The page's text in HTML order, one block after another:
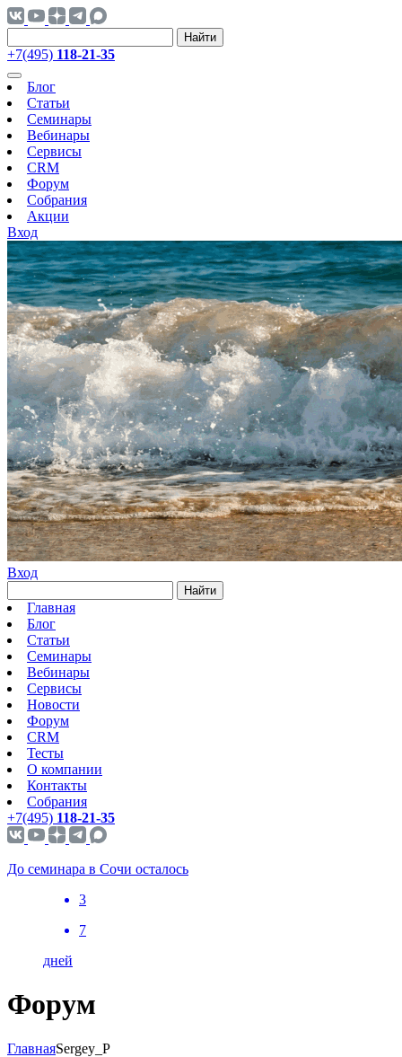
Найти
+7(495) 118-21-35
Блог
Статьи
Семинары
Вебинары
Сервисы
CRM
Форум
Собрания
Акции
Вход
Вход
Найти
Главная
Блог
Статьи
Семинары
Вебинары
Сервисы
Новости
Форум
CRM
Тесты
О компании
Контакты
Собрания
+7(495) 118-21-35
До семинара в Сочи осталось
3
7
дней
Форум
ГлавнаяSergey_P